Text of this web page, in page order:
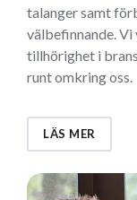
talanger samt
välbefinnande.
tillhörighet i
runt omkring oss.
LÄS MER